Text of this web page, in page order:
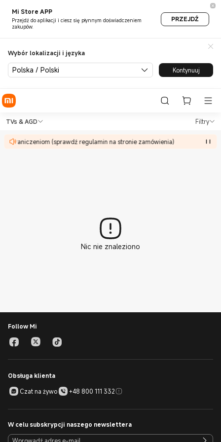
Mi Store APP
Przejdź do aplikacji i ciesz się płynnym doświadczeniem
zakupów.
PRZEJDŹ
Wybór lokalizacji i języka
Polska / Polski Kontynuuj
Shop TVs & AGD in Xiaomi
TVs & AGD Filtry
ograniczeniom (sprawdź regulamin na stronie zamówienia)
Shop TVs & AGD in Xiaomi Mi Poland
Nic nie znaleziono
Follow Mi
Obsługa klienta
Czat na żywo
+48 800 111 332
W celu subskrypcji naszego newslettera